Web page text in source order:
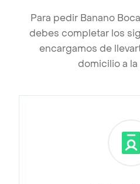
Para pedir Banano
debes completar los
encargamos de
domicilio a